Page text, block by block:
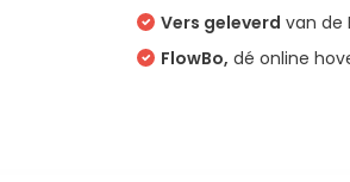
Vers geleverd van de
FlowBo, dé online